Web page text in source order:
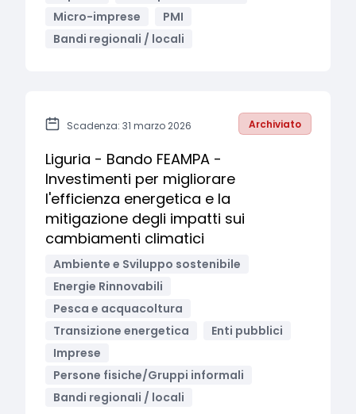
Micro-imprese
PMI
Bandi regionali / locali
Scadenza: 31 marzo 2026 Archiviato
Liguria - Bando FEAMPA -
Investimenti per migliorare
l'efficienza energetica e la
mitigazione degli impatti sui
cambiamenti climatici
Ambiente e Sviluppo sostenibile
Energie Rinnovabili
Pesca e acquacoltura
Transizione energetica
Enti pubblici
Imprese
Persone fisiche/Gruppi informali
Bandi regionali / locali